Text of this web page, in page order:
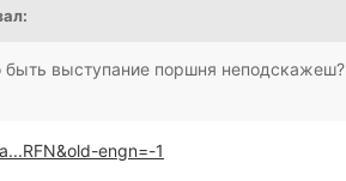
быть выступание поршня неподскажеш?
engn=-1